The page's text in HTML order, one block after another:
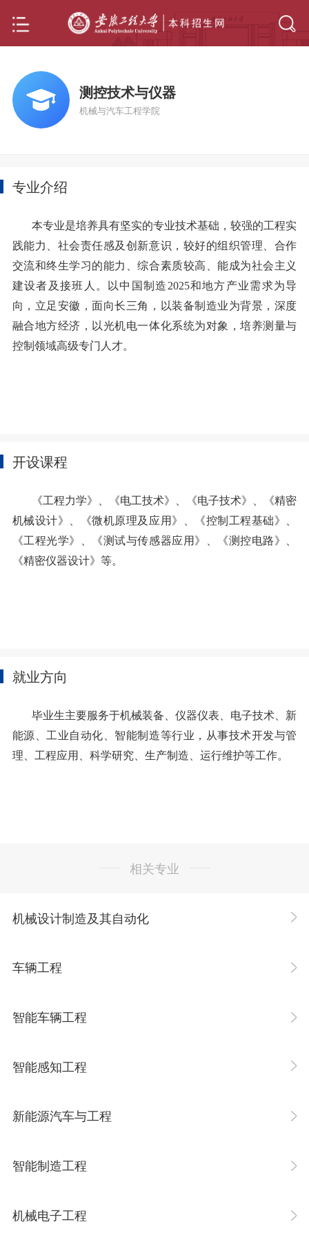
测控技术与仪器
机械与汽车工程学院
专业介绍
本专业是培养具有坚实的专业技术基础，较强的工程实
践能力、社会责任感及创新意识，较好的组织管理、合作
交流和终生学习的能力、综合素质较高、能成为社会主义
建设者及接班人。以中国制造2025和地方产业需求为导
向，立足安徽，面向长三角，以装备制造业为背景，深度
融合地方经济，以光机电一体化系统为对象，培养测量与
控制领域高级专门人才。
开设课程
《工程力学》、《电工技术》、《电子技术》、《精密
机械设计》、《微机原理及应用》、《控制工程基础》、
《工程光学》、《测试与传感器应用》、《测控电路》、
《精密仪器设计》等。
就业方向
毕业生主要服务于机械装备、仪器仪表、电子技术、新
能源、工业自动化、智能制造等行业，从事技术开发与管
理、工程应用、科学研究、生产制造、运行维护等工作。
相关专业
机械设计制造及其自动化
车辆工程
智能车辆工程
智能感知工程
新能源汽车与工程
智能制造工程
机械电子工程